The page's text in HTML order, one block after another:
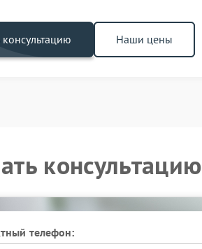
Наши цены
консультацию
телефон: